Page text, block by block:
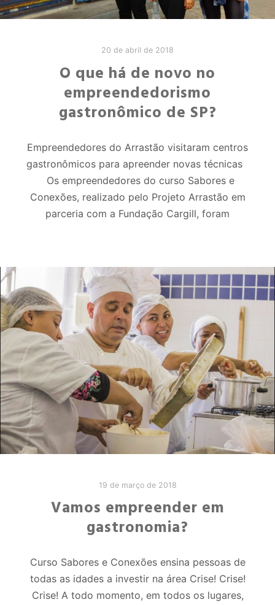
20 de abril de 2018
O que há de novo no
empreendedorismo
gastronômico de SP?
Empreendedores do Arrastão visitaram centros
gastronômicos para apreender novas técnicas
Os empreendedores do curso Sabores e
Conexões, realizado pelo Projeto Arrastão em
parceria com a Fundação Cargill, foram
19 de março de 2018
Vamos empreender em
gastronomia?
Curso Sabores e Conexões ensina pessoas de
todas as idades a investir na área Crise! Crise!
Crise! A todo momento, em todos os lugares,